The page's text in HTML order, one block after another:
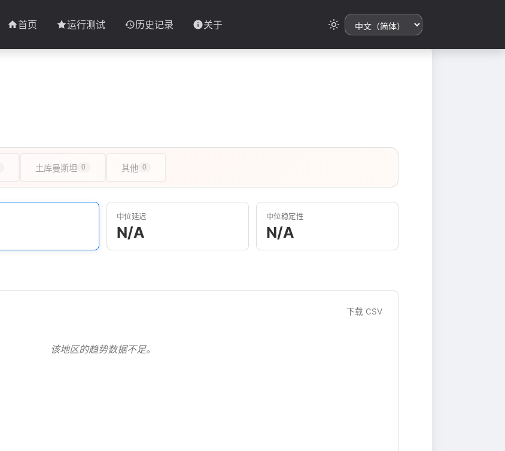
首页 运行测试 历史记录 关于
土库曼斯坦 0 其他 0
中位延迟
N/A
中位稳定性
N/A
下载 CSV
该地区的趋势数据不足。